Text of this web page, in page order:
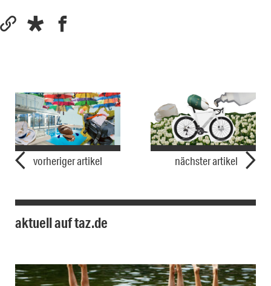
vorheriger artikel nächster artikel
aktuell auf taz.de